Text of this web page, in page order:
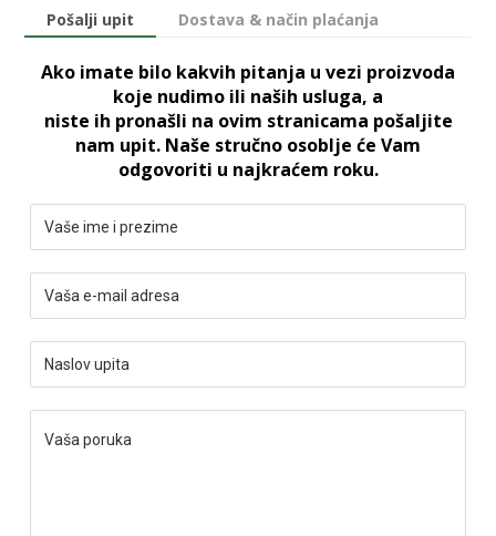
Pošalji upit Dostava & način plaćanja
Ako imate bilo kakvih pitanja u vezi proizvoda
koje nudimo ili naših usluga, a
niste ih pronašli na ovim stranicama pošaljite
nam upit. Naše stručno osoblje će Vam
odgovoriti u najkraćem roku.